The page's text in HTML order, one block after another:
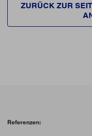
ZURÜCK ZUR
Referenzen: